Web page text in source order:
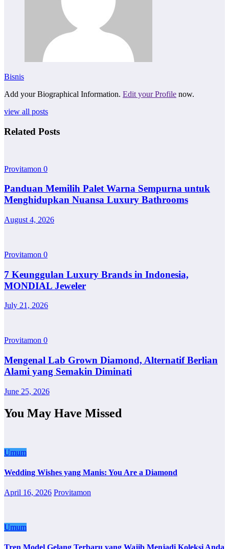
Bisnis
Add your Biographical Information. Edit your Profile now.
view all posts
Related Posts
Provitamon 0
Panduan Memilih Palet Warna Sempurna untuk
Menghidupkan Nuansa Luxury Bathrooms
August 4, 2026
Provitamon 0
7 Keunggulan Luxury Brands in Indonesia,
MONDIAL Jeweler
July 21, 2026
Provitamon 0
Mengenal Lab Grown Diamond, Alternatif Berlian
Alami yang Semakin Diminati
June 25, 2026
You May Have Missed
Umum
Wedding Wishes yang Manis: You Are a Diamond
April 16, 2026 Provitamon
Umum